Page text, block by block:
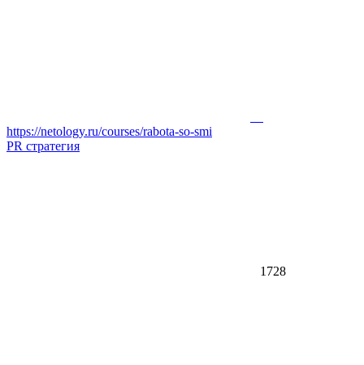
https://netology.ru/courses/rabota-so-smi
PR стратегия
1728